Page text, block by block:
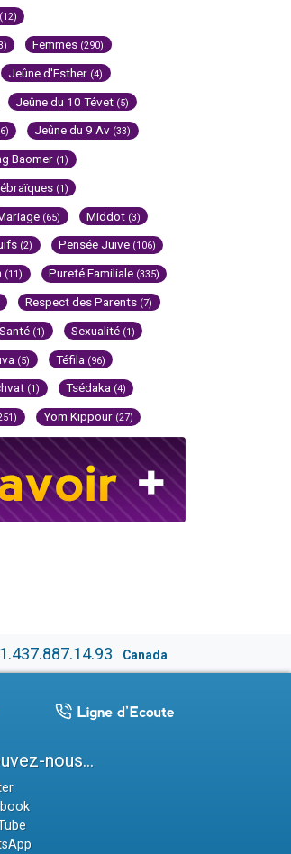
(12)
Femmes (290)
Jeûne d'Esther (4)
Jeûne du 10 Tévet (5)
Jeûne du 9 Av (33)
Baomer (1)
(1)
(65) Middot (3)
(2) Pensée Juive (106)
(11) Pureté Familiale (335)
Respect des Parents (7)
Santé (1) Sexualité (1)
(5) Téfila (96)
(1) Tsédaka (4)
Yom Kippour (27)
Canada
nous...